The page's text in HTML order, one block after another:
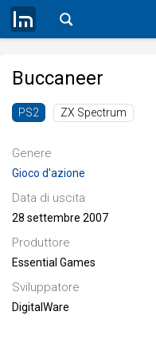
Buccaneer
PS2 ZX Spectrum
Genere
Gioco d'azione
Data di uscita
28 settembre 2007
Produttore
Essential Games
Sviluppatore
DigitalWare